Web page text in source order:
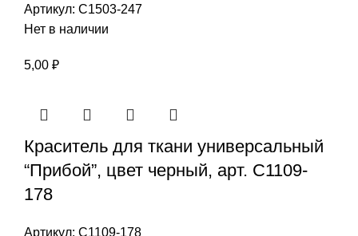
Артикул: С1503-247
Нет в наличии
5,00 ₽
Краситель для ткани универсальный
“Прибой”, цвет черный, арт. С1109-
178
Артикул: С1109-178